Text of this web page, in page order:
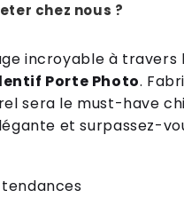
chez nous ?
incroyable à travers
Porte Photo. Fab
l sera le must-have
légante et surpassez-